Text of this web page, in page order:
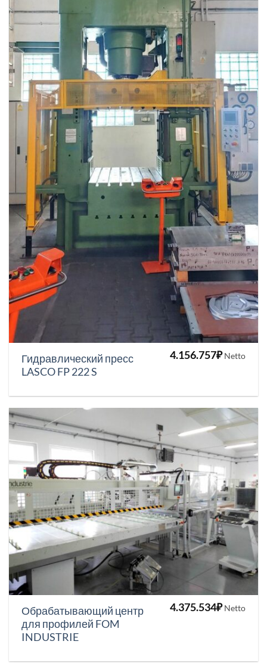
Гидравлический пресс
LASCO FP 222 S
4.156.757₽ Netto
Обрабатывающий центр
для профилей FOM
INDUSTRIE
4.375.534₽ Netto